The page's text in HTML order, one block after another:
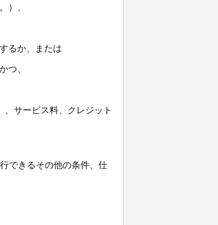
）、
るか、または
つ、
サービス料、クレジット
できるその他の条件、仕